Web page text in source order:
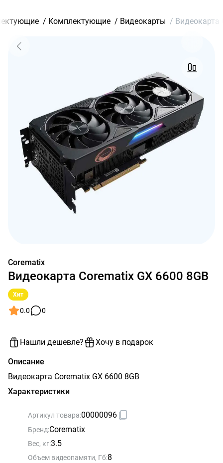
/ Комплектующие / Видеокарты / Видеокарта
Corematix
Видеокарта Corematix GX 6600 8GB
Хит
0.0 0
Нашли дешевле? Хочу в подарок
Описание
Видеокарта Corematix GX 6600 8GB
Характеристики
Артикул товара:00000096
Бренд:Corematix
Вес, кг:3.5
Объем видеопамяти, Гб:8